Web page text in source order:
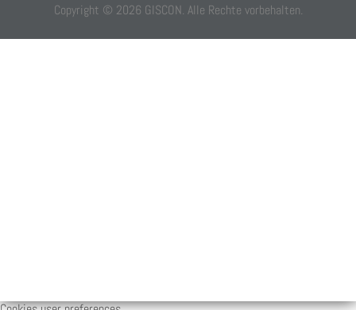
Copyright © 2026 GISCON. Alle Rechte vorbehalten.